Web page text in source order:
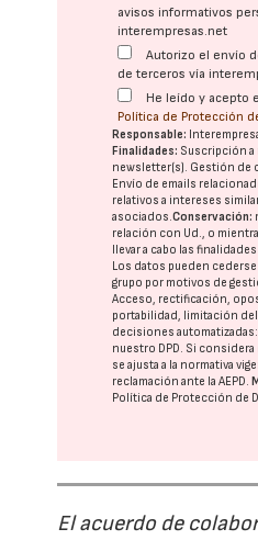
avisos informativos
interempresas.net
Autorizo el envío
de terceros vía
He leído y acepto
Política de Protección
Responsable:
Finalidades: Suscripción a
newsletter(s). Gestión de
Envío de emails
relativos a intereses
asociados.Conservación:
relación con Ud., o
llevar a cabo las
Los datos pueden cederse
grupo por motivos de
Acceso, rectificación,
portabilidad, limitación
decisiones automatizadas:
nuestro DPD. Si considera
se ajusta a la normativa
reclamación ante laAEPD.
Política de Protección de
El acuerdo de